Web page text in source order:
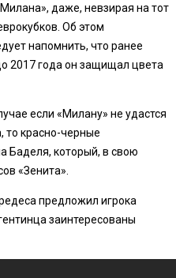
даже, невзирая на тот
Об этом
напомнить, что ранее
2017 года он защищал цвета
если «Милану» не удастся
то красно-черные
Баделя, который, в свою
«Зенита».
предложил игрока
заинтересованы